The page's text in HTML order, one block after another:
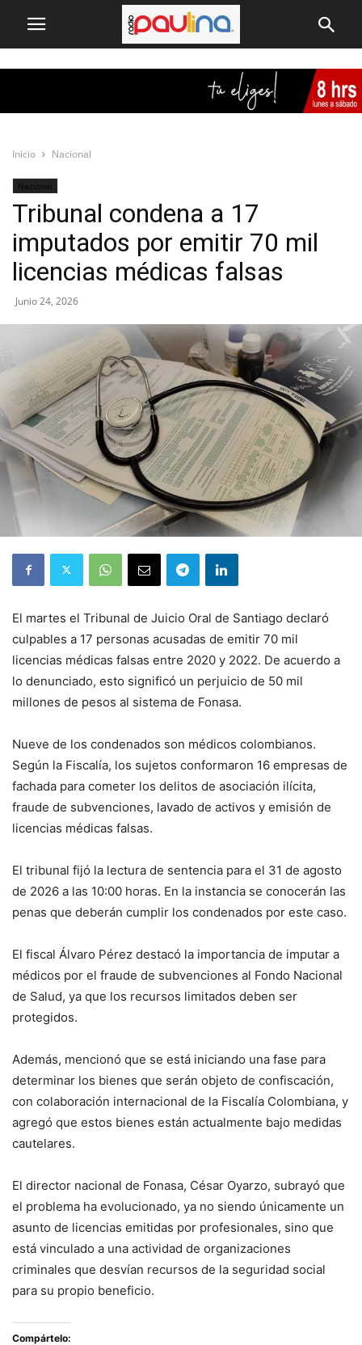
Inicio Nacional
Nacional
Tribunal condena a 17
imputados por emitir 70 mil
licencias médicas falsas
Junio 24, 2026
El martes el Tribunal de Juicio Oral de Santiago declaró
culpables a 17 personas acusadas de emitir 70 mil
licencias médicas falsas entre 2020 y 2022. De acuerdo a
lo denunciado, esto significó un perjuicio de 50 mil
millones de pesos al sistema de Fonasa.
Nueve de los condenados son médicos colombianos.
Según la Fiscalía, los sujetos conformaron 16 empresas de
fachada para cometer los delitos de asociación ilícita,
fraude de subvenciones, lavado de activos y emisión de
licencias médicas falsas.
El tribunal fijó la lectura de sentencia para el 31 de agosto
de 2026 a las 10:00 horas. En la instancia se conocerán las
penas que deberán cumplir los condenados por este caso.
El fiscal Álvaro Pérez destacó la importancia de imputar a
médicos por el fraude de subvenciones al Fondo Nacional
de Salud, ya que los recursos limitados deben ser
protegidos.
Además, mencionó que se está iniciando una fase para
determinar los bienes que serán objeto de confiscación,
con colaboración internacional de la Fiscalía Colombiana, y
agregó que estos bienes están actualmente bajo medidas
cautelares.
El director nacional de Fonasa, César Oyarzo, subrayó que
el problema ha evolucionado, ya no siendo únicamente un
asunto de licencias emitidas por profesionales, sino que
está vinculado a una actividad de organizaciones
criminales que desvían recursos de la seguridad social
para su propio beneficio.
Compártelo: